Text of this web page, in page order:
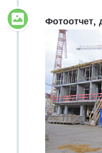
Фотоотчет,